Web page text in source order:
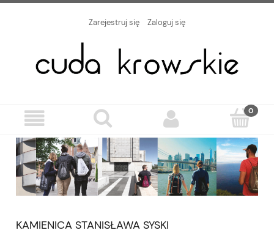
Zarejestruj się Zaloguj się
KAMIENICA STANISŁAWA SYSKI